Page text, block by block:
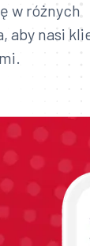
w różnych
aby nasi